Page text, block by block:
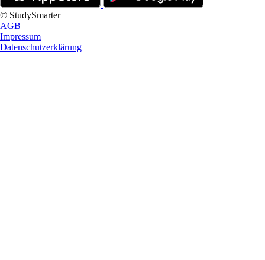
© StudySmarter
AGB
Impressum
Datenschutzerklärung